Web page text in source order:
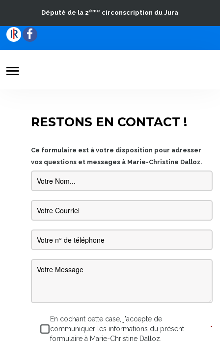
Travaux parlementaires
La Circonscription
Contact
Député de la 2ème circonscription du Jura
RESTONS EN CONTACT !
Ce formulaire est à votre disposition pour adresser
vos questions et messages à Marie-Christine Dalloz.
En cochant cette case, j'accepte de
communiquer les informations du présent
formulaire à Marie-Christine Dalloz.
*